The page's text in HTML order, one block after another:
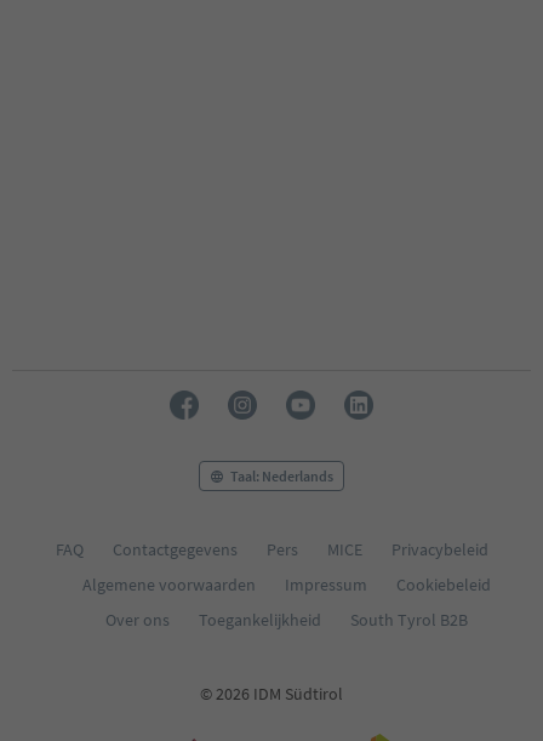
Taal: Nederlands
FAQ Contactgegevens Pers MICE
Privacybeleid
Algemene voorwaarden
Impressum
Cookiebeleid
Over ons
Toegankelijkheid South Tyrol B2B
© 2026 IDM Südtirol